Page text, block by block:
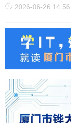
2026-06-26 14:56